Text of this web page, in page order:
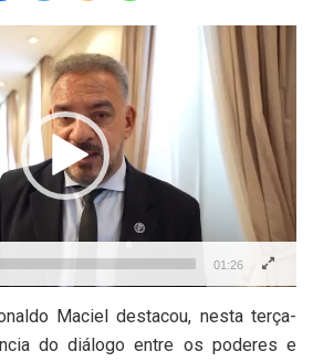
01:26
Maciel destacou, nesta terça-
do diálogo entre os poderes e